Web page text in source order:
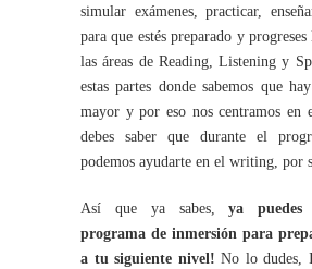
simular exámenes, practicar,
para que estés preparado y
las áreas de Reading, Listening y
estas partes donde sabemos que
mayor y por eso nos centramos en
debes saber que durante el
podemos ayudarte en el writing, por
Así que ya sabes,ya
programa de inmersión para
a tu siguiente nivel! No lo dudes,